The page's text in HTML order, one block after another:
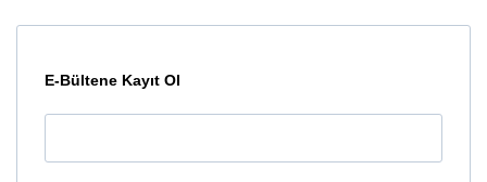
E-Bültene Kayıt Ol